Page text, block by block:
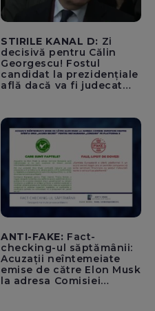
STIRILE KANAL D: Zi
decisivă pentru Călin
Georgescu! Fostul
candidat la prezidențiale
află dacă va fi judecat
ANTI-FAKE: Fact-
checking-ul săptămânii:
Acuzații neîntemeiate
emise de către Elon Musk
la adresa Comisiei